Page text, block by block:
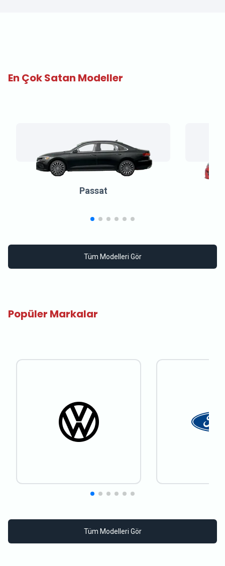
En Çok Satan Modeller
Passat
Tüm Modelleri Gör
Popüler Markalar
Tüm Modelleri Gör